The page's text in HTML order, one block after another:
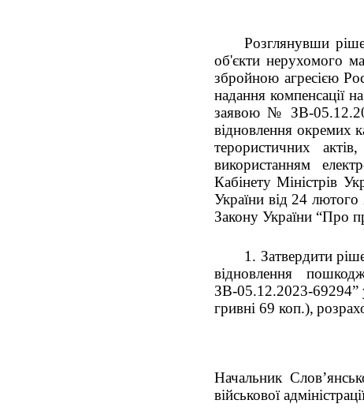
Розглянувши
об'єкти нерухомого
збройною агресією
надання компенсації
заявою № ЗВ-
відновлення окремих
терористичних
використанням
Кабінету Міністрів
України від 24
Закону України “Про
1. Затвердити
відновлення
ЗВ-05.12.2023-69294”
гривні 69 коп.),
Начальник
військової